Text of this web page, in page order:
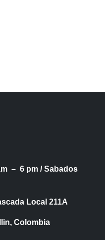
– 6 pm /Sabados
Local 211A
Colombia